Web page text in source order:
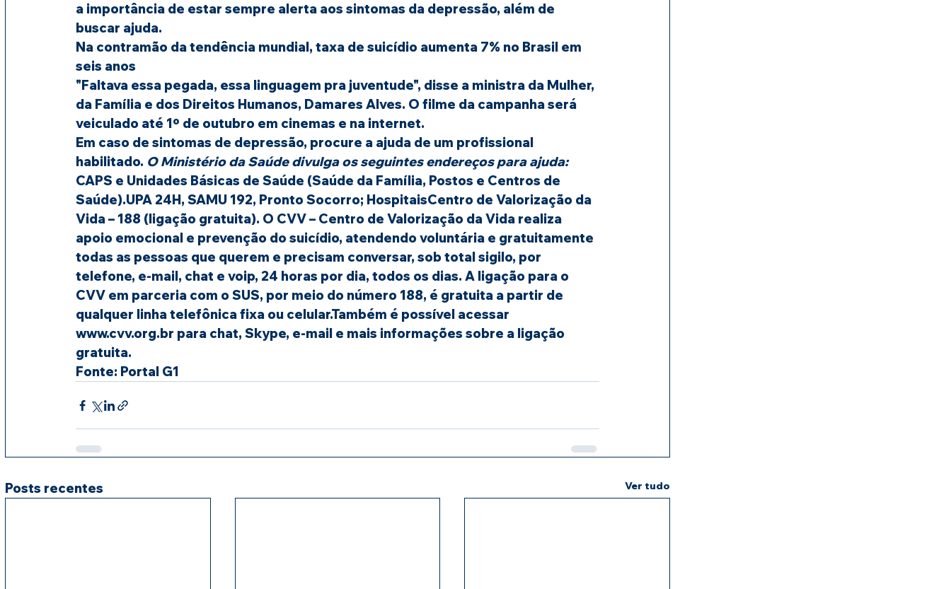
a importância de estar sempre alerta aos sintomas da depressão, além de
buscar ajuda.
Na contramão da tendência mundial, taxa de suicídio aumenta 7% no Brasil em
seis anos
"Faltava essa pegada, essa linguagem pra juventude", disse a ministra da Mulher,
da Família e dos Direitos Humanos, Damares Alves. O filme da campanha será
veiculado até 1º de outubro em cinemas e na internet.
Em caso de sintomas de depressão, procure a ajuda de um profissional
habilitado. O Ministério da Saúde divulga os seguintes endereços para ajuda:
CAPS e Unidades Básicas de Saúde (Saúde da Família, Postos e Centros de
Saúde).UPA 24H, SAMU 192, Pronto Socorro; HospitaisCentro de Valorização da
Vida – 188 (ligação gratuita). O CVV – Centro de Valorização da Vida realiza
apoio emocional e prevenção do suicídio, atendendo voluntária e gratuitamente
todas as pessoas que querem e precisam conversar, sob total sigilo, por
telefone, e-mail, chat e voip, 24 horas por dia, todos os dias. A ligação para o
CVV em parceria com o SUS, por meio do número 188, é gratuita a partir de
qualquer linha telefônica fixa ou celular.Também é possível acessar
www.cvv.org.br para chat, Skype, e-mail e mais informações sobre a ligação
gratuita.
Fonte: Portal G1
Posts recentes Ver tudo